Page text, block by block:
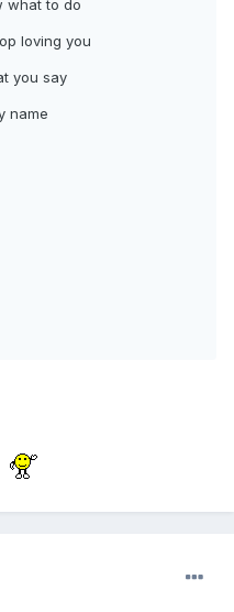
what to do
loving you
you say
name